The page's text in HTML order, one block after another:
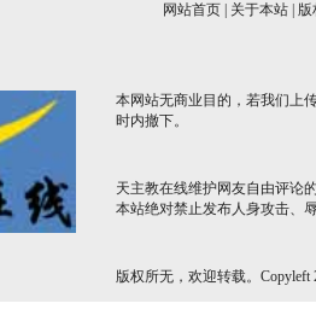
网站首页 关于本站 版
本网站无商业目的，若我们上
时内撤下。
天主教在线维护网友自由评论
本站绝对禁止发布人身攻击、
版权所无，欢迎转载。